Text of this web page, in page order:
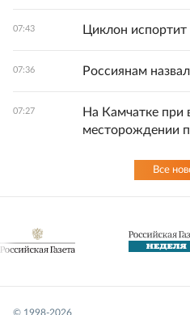
07:43 Циклон
07:36 Россиянам
07:27
На Камчатке при
месторождении
Все
© 1998-2026